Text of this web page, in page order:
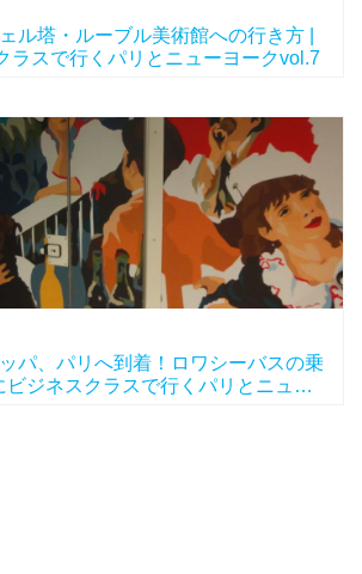
ル塔・ルーブル美術館への行き方 |
ラスで行くパリとニューヨークvol.7
パ、パリへ到着！ロワシーバスの乗
ビジネスクラスで行くパリとニュー